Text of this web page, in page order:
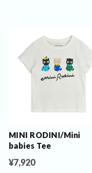
MINI RODINI/Mini
babies Tee
¥7,920